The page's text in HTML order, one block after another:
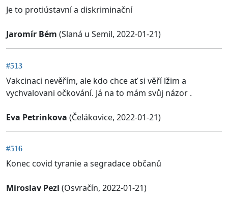
Je to protiústavní a diskriminační
Jaromír Bém (Slaná u Semil, 2022-01-21)
#513
Vakcinaci nevěřím, ale kdo chce ať si věří lžim a
vychvalovani očkování. Já na to mám svůj názor .
Eva Petrinkova (Čelákovice, 2022-01-21)
#516
Konec covid tyranie a segradace občanů
Miroslav Pezl (Osvračín, 2022-01-21)